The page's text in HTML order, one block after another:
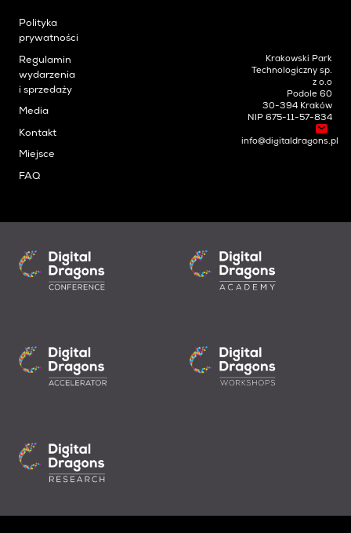
Polityka
prywatności
Regulamin
wydarzenia
i sprzedaży
Media
Kontakt
Miejsce
FAQ
Krakowski Park
Technologiczny sp.
z o.o
Podole 60
30-394 Kraków
NIP 675-11-57-834
info@digitaldragons.pl